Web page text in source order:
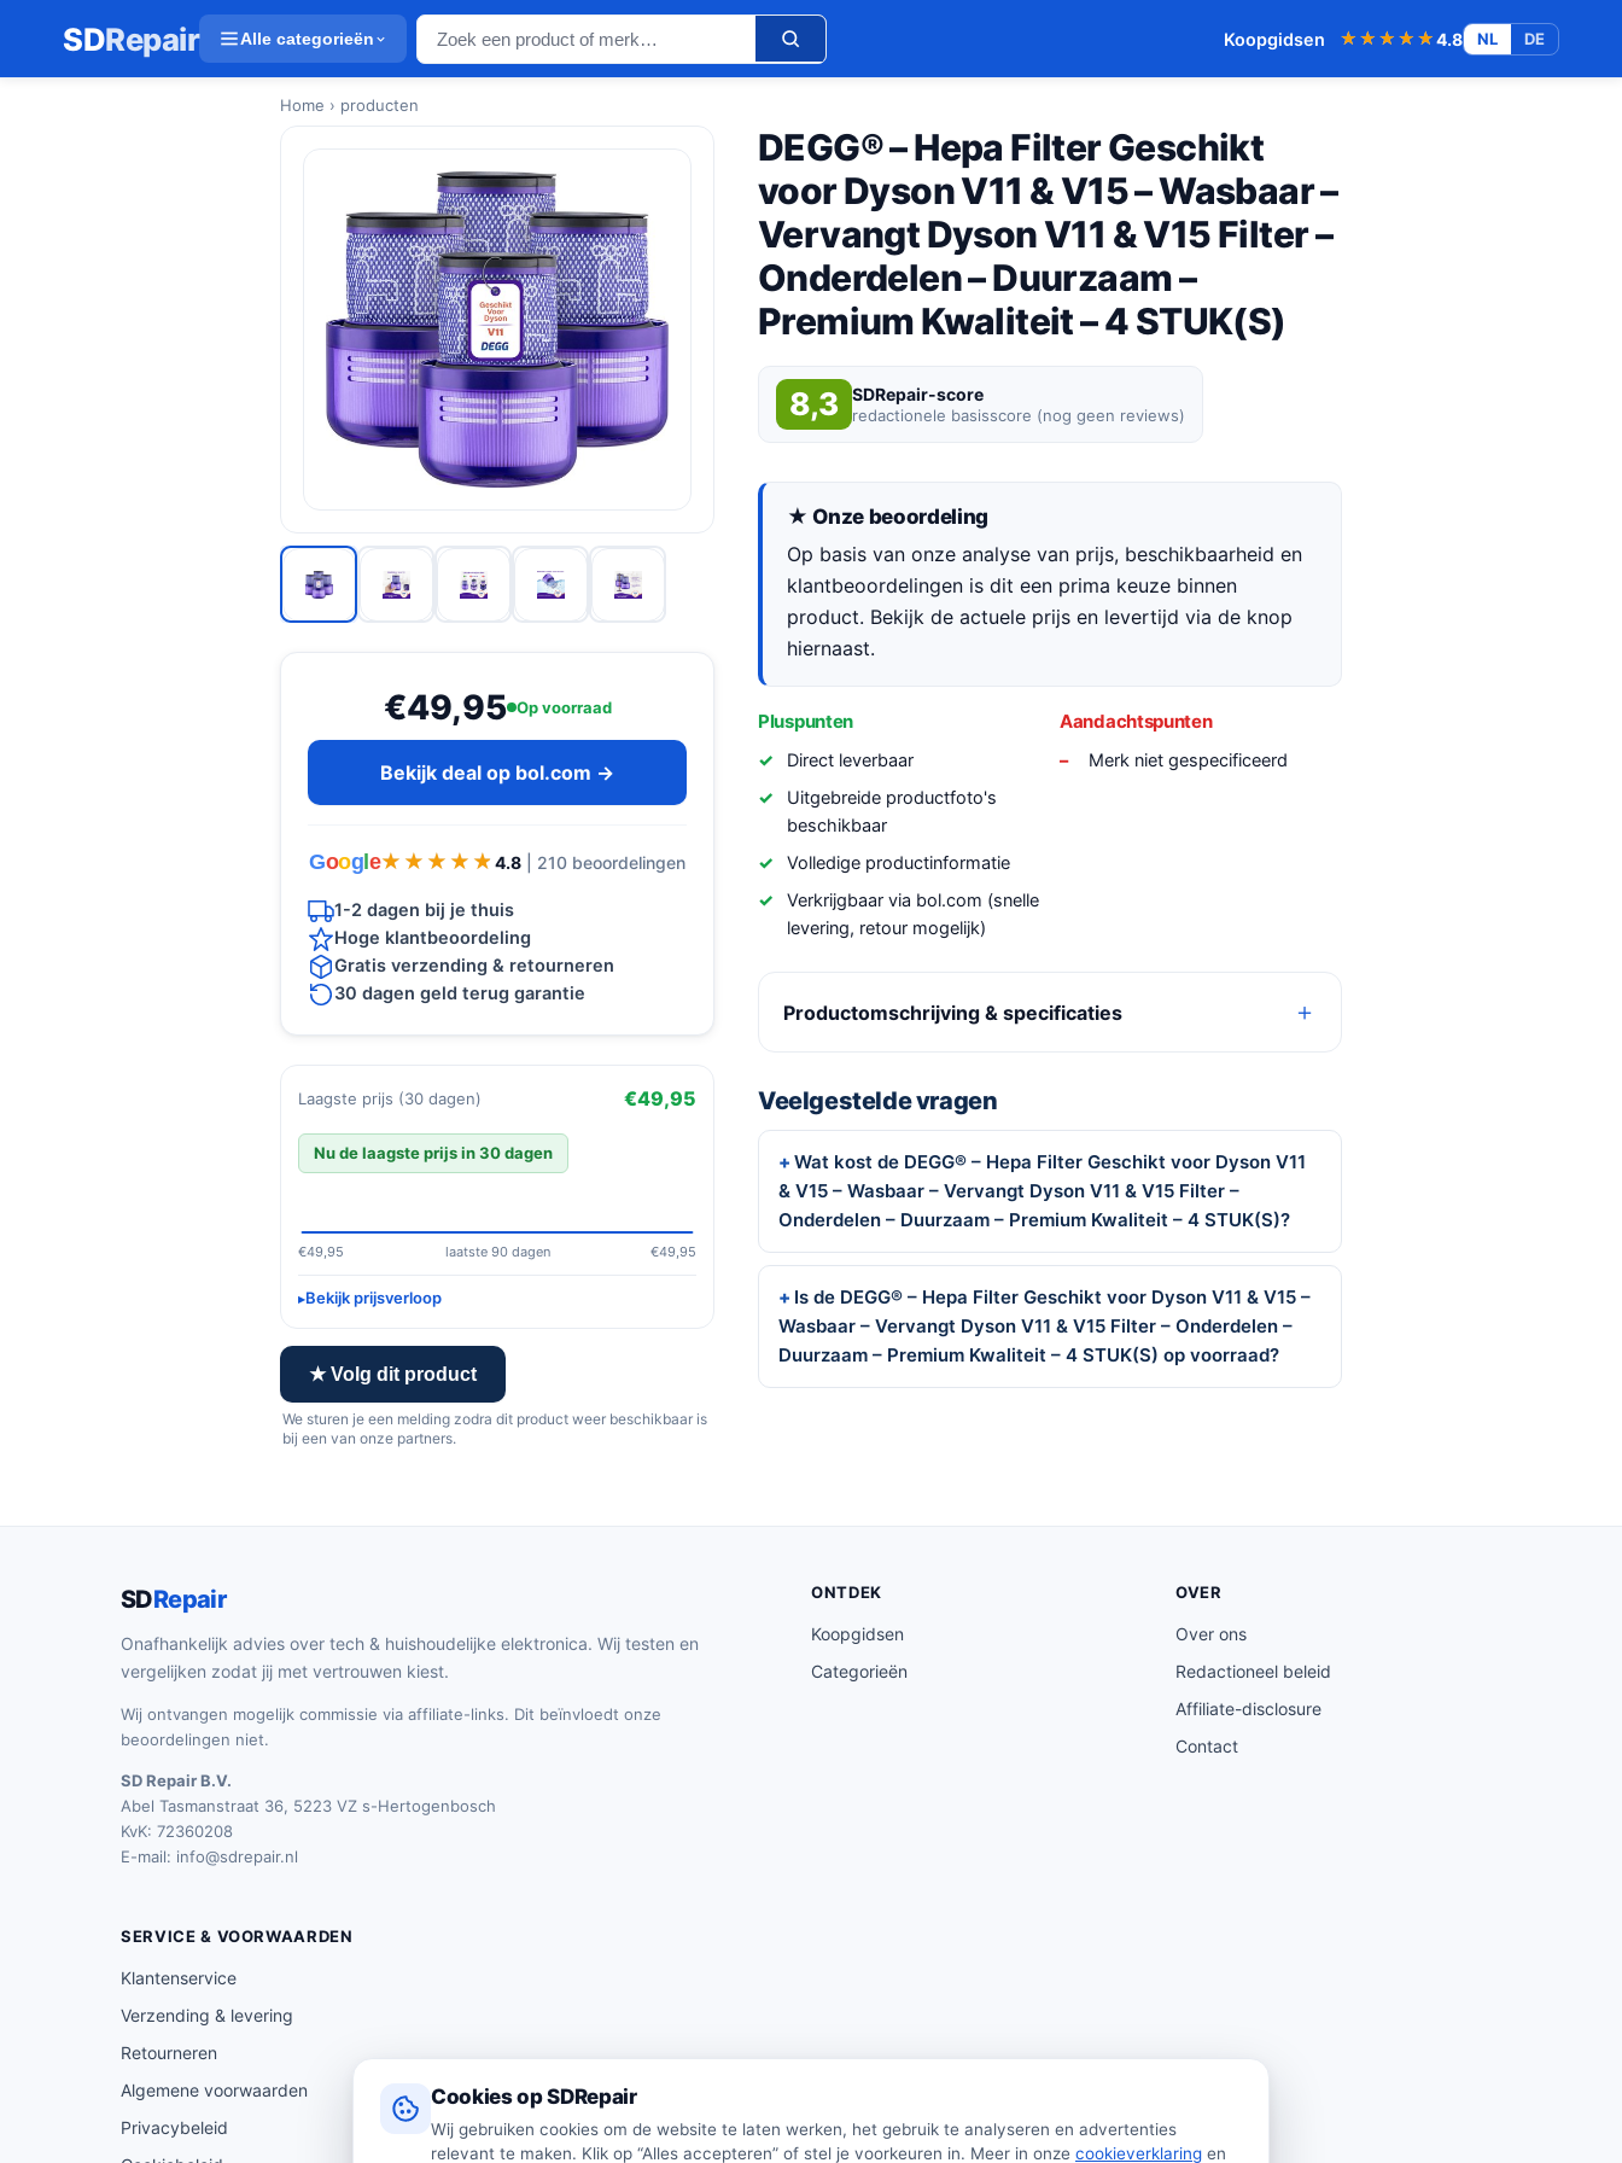
Cookies op SDRepair
Wij gebruiken cookies om de website te laten werken, het gebruik te analyseren en advertenties
relevant te maken. Klik op “Alles accepteren” of stel je voorkeuren in. Meer in onze cookieverklaring en
SDRepair Alle categorieën Koopgidsen ★★★★★
★★★★★4.8 NL DE
Home › producten
€49,95 Op voorraad
Bekijk deal op bol.com →
Goog e★★★★★
★★★★★ 4.8 | 210 beoordelingen
1-2 dagen bij je thuis
Hoge klantbeoordeling
Gratis verzending & retourneren
30 dagen geld terug garantie
Laagste prijs (30 dagen) €49,95
Nu de laagste prijs in 30 dagen
€49,95 laatste 90 dagen €49,95
Bekijk prijsverloop
★ Volg dit product
We sturen je een melding zodra dit product weer beschikbaar is
bij een van onze partners.
DEGG® – Hepa Filter Geschikt
voor Dyson V11 & V15 – Wasbaar –
Vervangt Dyson V11 & V15 Filter –
Onderdelen – Duurzaam –
Premium Kwaliteit – 4 STUK(S)
8,3 SDRepair-score
redactionele basisscore (nog geen reviews)
★ Onze beoordeling
Op basis van onze analyse van prijs, beschikbaarheid en
klantbeoordelingen is dit een prima keuze binnen
product. Bekijk de actuele prijs en levertijd via de knop
hiernaast.
Pluspunten
Direct leverbaar
Uitgebreide productfoto's
beschikbaar
Volledige productinformatie
Verkrijgbaar via bol.com (snelle
levering, retour mogelijk)
Aandachtspunten
Merk niet gespecificeerd
Productomschrijving & specificaties
Veelgestelde vragen
Wat kost de DEGG® – Hepa Filter Geschikt voor Dyson V11
& V15 – Wasbaar – Vervangt Dyson V11 & V15 Filter –
Onderdelen – Duurzaam – Premium Kwaliteit – 4 STUK(S)?
Is de DEGG® – Hepa Filter Geschikt voor Dyson V11 & V15 –
Wasbaar – Vervangt Dyson V11 & V15 Filter – Onderdelen –
Duurzaam – Premium Kwaliteit – 4 STUK(S) op voorraad?
SDRepair
Onafhankelijk advies over tech & huishoudelijke elektronica. Wij testen en
vergelijken zodat jij met vertrouwen kiest.
Wij ontvangen mogelijk commissie via affiliate-links. Dit beïnvloedt onze
beoordelingen niet.
SD Repair B.V.
Abel Tasmanstraat 36, 5223 VZ s-Hertogenbosch
KvK: 72360208
E-mail: info@sdrepair.nl
ONTDEK
Koopgidsen
Categorieën
OVER
Over ons
Redactioneel beleid
Affiliate-disclosure
Contact
SERVICE & VOORWAARDEN
Klantenservice
Verzending & levering
Retourneren
Algemene voorwaarden
Privacybeleid